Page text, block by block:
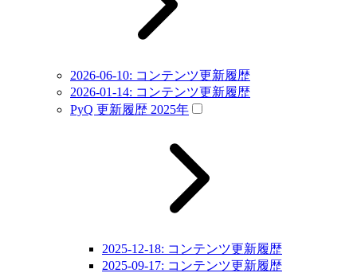
2026-06-10: コンテンツ更新履歴
2026-01-14: コンテンツ更新履歴
PyQ 更新履歴 2025年
2025-12-18: コンテンツ更新履歴
2025-09-17: コンテンツ更新履歴